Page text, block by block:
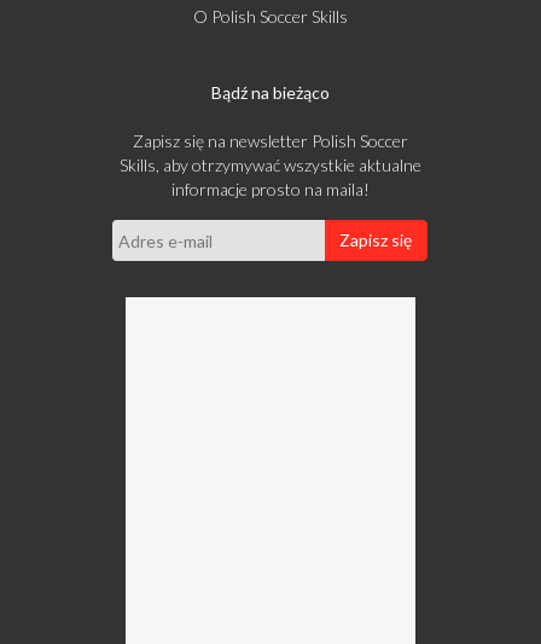
O Polish Soccer Skills
Bądź na bieżąco
Zapisz się na newsletter Polish Soccer
Skills, aby otrzymywać wszystkie aktualne
informacje prosto na maila!
Zapisz się